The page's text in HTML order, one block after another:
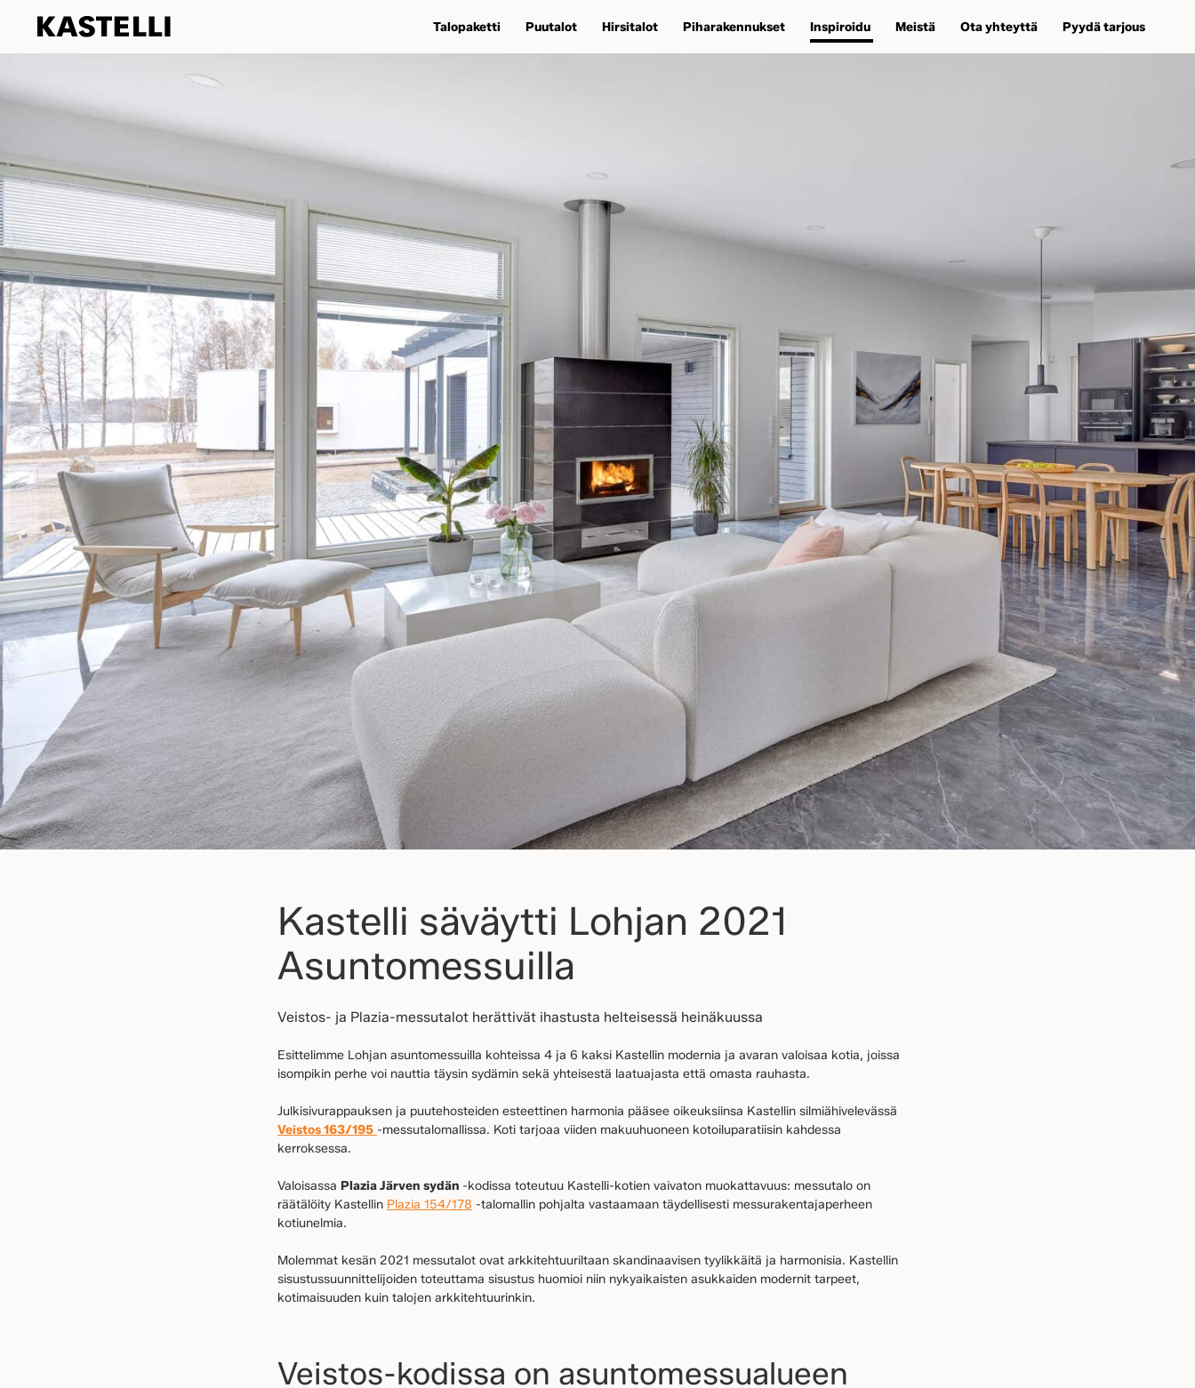
Talopaketti Puutalot Hirsitalot Piharakennukset Inspiroidu Meistä Ota yhteyttä Pyydä tarjous
Kastelli säväytti Lohjan 2021
Asuntomessuilla
Veistos- ja Plazia-messutalot herättivät ihastusta helteisessä heinäkuussa
Esittelimme Lohjan asuntomessuilla kohteissa 4 ja 6 kaksi Kastellin modernia ja avaran valoisaa kotia, joissa
isompikin perhe voi nauttia täysin sydämin sekä yhteisestä laatuajasta että omasta rauhasta.
Julkisivurappauksen ja puutehosteiden esteettinen harmonia pääsee oikeuksiinsa Kastellin silmiähivelevässä
Veistos 163/195 -messutalomallissa. Koti tarjoaa viiden makuuhuoneen kotoiluparatiisin kahdessa
kerroksessa.
Valoisassa Plazia Järven sydän -kodissa toteutuu Kastelli-kotien vaivaton muokattavuus: messutalo on
räätälöity Kastellin Plazia 154/178 -talomallin pohjalta vastaamaan täydellisesti messurakentajaperheen
kotiunelmia.
Molemmat kesän 2021 messutalot ovat arkkitehtuuriltaan skandinaavisen tyylikkäitä ja harmonisia. Kastellin
sisustussuunnittelijoiden toteuttama sisustus huomioi niin nykyaikaisten asukkaiden modernit tarpeet,
kotimaisuuden kuin talojen arkkitehtuurinkin.
Veistos-kodissa on asuntomessualueen